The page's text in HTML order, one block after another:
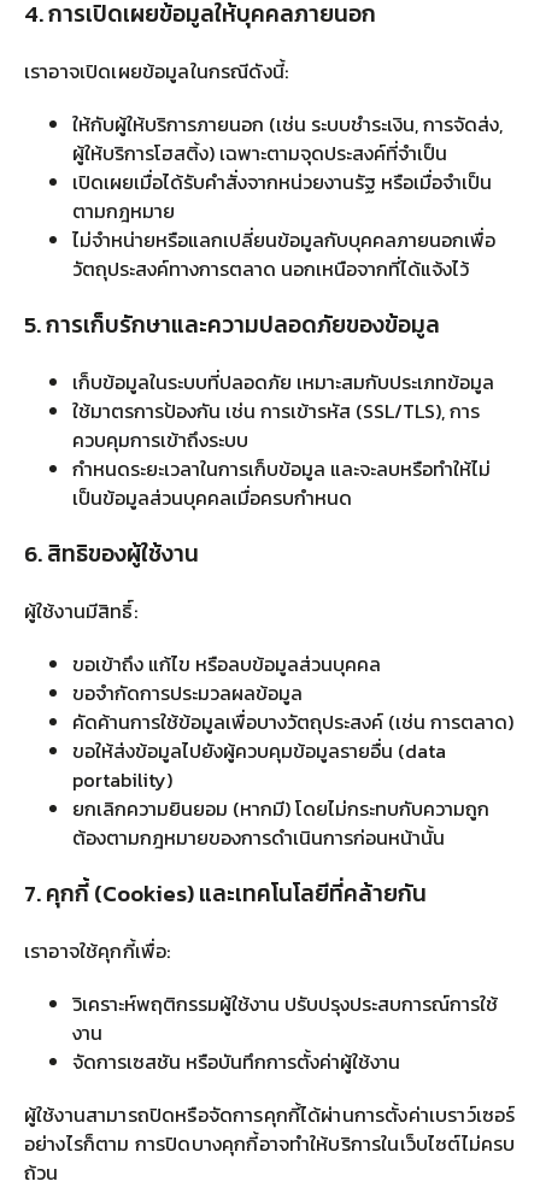
4. การเปิดเผยข้อมูลให้บุคคลภายนอก
เราอาจเปิดเผยข้อมูลในกรณีดังนี้:
ให้กับผู้ให้บริการภายนอก (เช่น ระบบชำระเงิน, การจัดส่ง,
ผู้ให้บริการโฮสติ้ง) เฉพาะตามจุดประสงค์ที่จำเป็น
เปิดเผยเมื่อได้รับคำสั่งจากหน่วยงานรัฐ หรือเมื่อจำเป็น
ตามกฎหมาย
ไม่จำหน่ายหรือแลกเปลี่ยนข้อมูลกับบุคคลภายนอกเพื่อ
วัตถุประสงค์ทางการตลาด นอกเหนือจากที่ได้แจ้งไว้
5. การเก็บรักษาและความปลอดภัยของข้อมูล
เก็บข้อมูลในระบบที่ปลอดภัย เหมาะสมกับประเภทข้อมูล
ใช้มาตรการป้องกัน เช่น การเข้ารหัส (SSL/TLS), การ
ควบคุมการเข้าถึงระบบ
กำหนดระยะเวลาในการเก็บข้อมูล และจะลบหรือทำให้ไม่
เป็นข้อมูลส่วนบุคคลเมื่อครบกำหนด
6. สิทธิของผู้ใช้งาน
ผู้ใช้งานมีสิทธิ์:
ขอเข้าถึง แก้ไข หรือลบข้อมูลส่วนบุคคล
ขอจำกัดการประมวลผลข้อมูล
คัดค้านการใช้ข้อมูลเพื่อบางวัตถุประสงค์ (เช่น การตลาด)
ขอให้ส่งข้อมูลไปยังผู้ควบคุมข้อมูลรายอื่น (data
portability)
ยกเลิกความยินยอม (หากมี) โดยไม่กระทบกับความถูก
ต้องตามกฎหมายของการดำเนินการก่อนหน้านั้น
7. คุกกี้ (Cookies) และเทคโนโลยีที่คล้ายกัน
เราอาจใช้คุกกี้เพื่อ:
วิเคราะห์พฤติกรรมผู้ใช้งาน ปรับปรุงประสบการณ์การใช้
งาน
จัดการเซสชัน หรือบันทึกการตั้งค่าผู้ใช้งาน
ผู้ใช้งานสามารถปิดหรือจัดการคุกกี้ได้ผ่านการตั้งค่าเบราว์เซอร์
อย่างไรก็ตาม การปิดบางคุกกี้อาจทำให้บริการในเว็บไซต์ไม่ครบ
ถ้วน